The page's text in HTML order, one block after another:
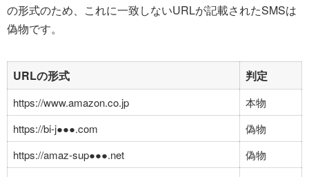
の形式のため、これに一致しないURLが記載されたSMSは
偽物です。
URLの形式 判定
https://www.amazon.co.jp
本物
https://bi-j●●●.com
偽物
https://amaz-sup●●●.net
偽物